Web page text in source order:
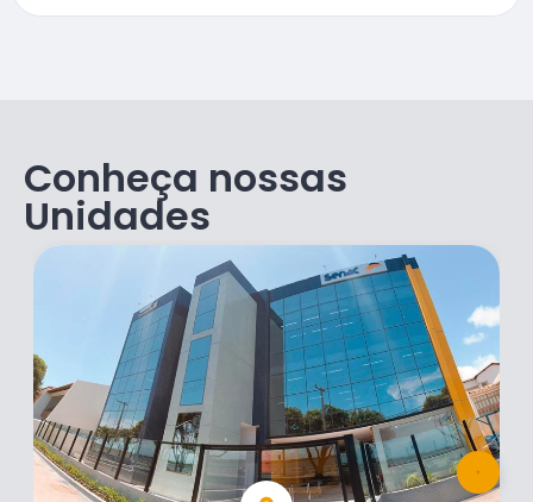
Conheça nossas
Unidades